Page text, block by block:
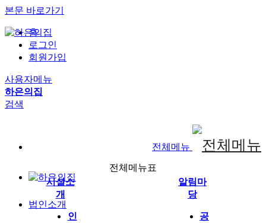
본문 바로가기
홈
로그인
회원가입
사용자메뉴
하은의집
검색
전체메뉴
법인소개
전체메뉴표
시설소
개
인
알림마
당
공